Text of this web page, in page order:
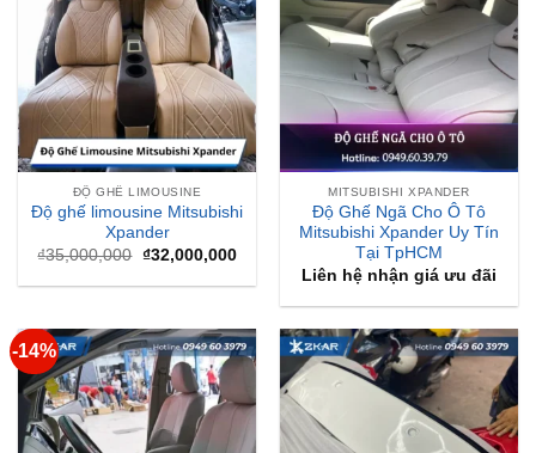
ĐỘ GHẾ LIMOUSINE
Độ ghế limousine Mitsubishi
Xpander
₫35,000,000 Giá
là:
₫32,000,000Giá
tại
MITSUBISHI XPANDER
Độ Ghế Ngã Cho Ô Tô
Mitsubishi Xpander Uy Tín
Tại TpHCM
Liên hệ nhận giá ưu đãi
-14%